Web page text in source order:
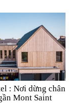
Mont Saint